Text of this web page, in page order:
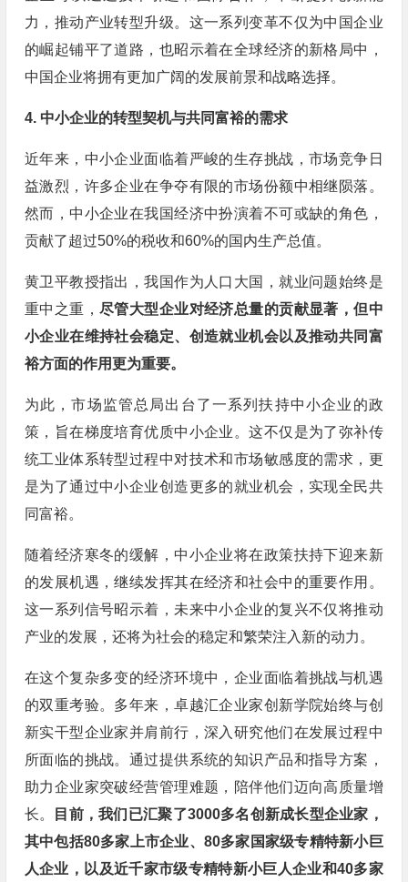
力，推动产业转型升级。这一系列变革不仅为中国企业
的崛起铺平了道路，也昭示着在全球经济的新格局中，
中国企业将拥有更加广阔的发展前景和战略选择。
4. 中小企业的转型契机与共同富裕的需求
近年来，中小企业面临着严峻的生存挑战，市场竞争日
益激烈，许多企业在争夺有限的市场份额中相继陨落。
然而，中小企业在我国经济中扮演着不可或缺的角色，
贡献了超过50%的税收和60%的国内生产总值。
黄卫平教授指出，我国作为人口大国，就业问题始终是
重中之重， 尽管大型企业对经济总量的贡献显著，但中
小企业在维持社会稳定、创造就业机会以及推动共同富
裕方面的作用更为重要。
为此，市场监管总局出台了一系列扶持中小企业的政
策，旨在梯度培育优质中小企业。这不仅是为了弥补传
统工业体系转型过程中对技术和市场敏感度的需求，更
是为了通过中小企业创造更多的就业机会，实现全民共
同富裕。
随着经济寒冬的缓解，中小企业将在政策扶持下迎来新
的发展机遇，继续发挥其在经济和社会中的重要作用。
这一系列信号昭示着，未来中小企业的复兴不仅将推动
产业的发展，还将为社会的稳定和繁荣注入新的动力。
在这个复杂多变的经济环境中，企业面临着挑战与机遇
的双重考验。多年来，卓越汇企业家创新学院始终与创
新实干型企业家并肩前行，深入研究他们在发展过程中
所面临的挑战。通过提供系统的知识产品和指导方案，
助力企业家突破经营管理难题，陪伴他们迈向高质量增
长。
目前，我们已汇聚了3000多名创新成长型企业家，
其中包括80多家上市企业、80多家国家级专精特新小巨
人企业，以及近千家市级专精特新小巨人企业和40多家